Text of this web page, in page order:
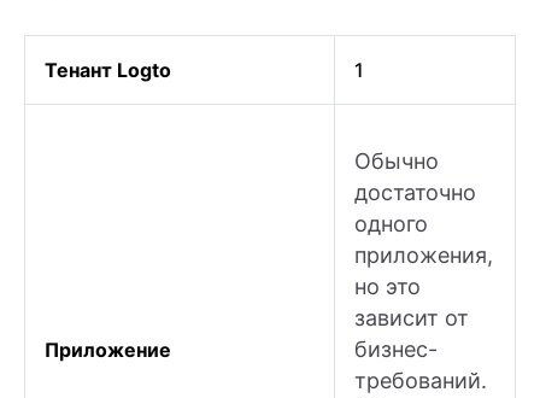
Тенант Logto 1
Приложение
Обычно
достаточно
одного
приложения,
но это
зависит от
бизнес-
требований.